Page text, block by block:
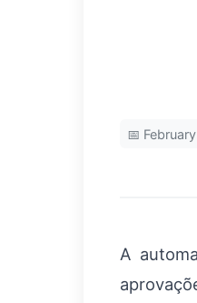
📅
A